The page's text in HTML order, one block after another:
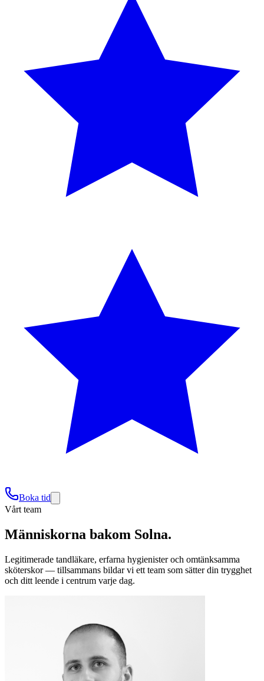
Boka tid
Vårt team
Människorna bakom Solna.
Legitimerade tandläkare, erfarna hygienister och omtänksamma
sköterskor — tillsammans bildar vi ett team som sätter din trygghet
och ditt leende i centrum varje dag.